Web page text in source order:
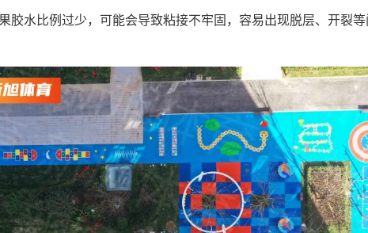
胶水比例过少，可能会导致粘接不牢固，容易出现脱层、开裂